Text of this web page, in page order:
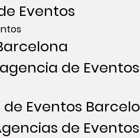
Eventos
de
Eventos
de Eventos